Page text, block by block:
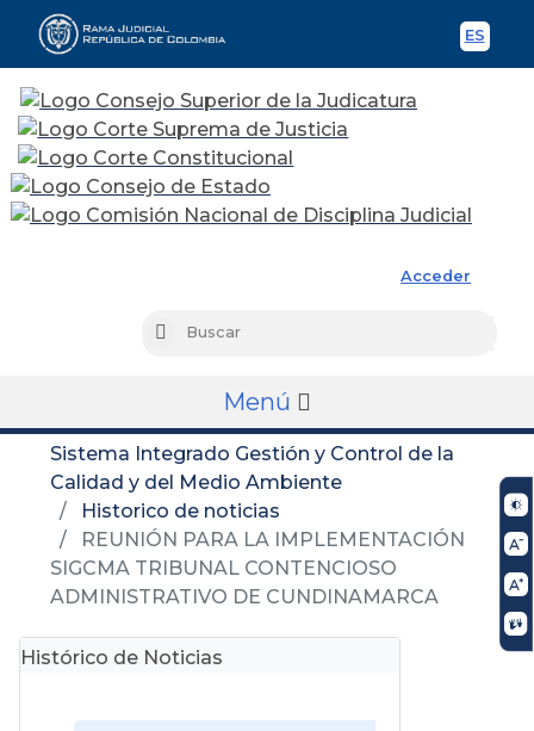
ES
Acceder
Buscar
Menú
Sistema Integrado Gestión y Control de la
Calidad y del Medio Ambiente
Historico de noticias
REUNIÓN PARA LA IMPLEMENTACIÓN
SIGCMA TRIBUNAL CONTENCIOSO
ADMINISTRATIVO DE CUNDINAMARCA
Histórico de Noticias